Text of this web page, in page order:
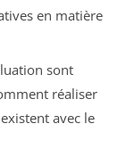
en matière
sont
réaliser
avec le